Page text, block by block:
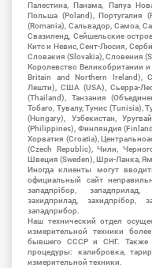
Палестина, Панама, Папуа
Польша (Poland), Португалия
(Romania), Сальвадор, Самоа,
Свазиленд, Сейшельские
Китс и Невис, Сент-Люсия,
Словакия (Slovakia), Словения
Королевство Великобритании
Britain and Northern Ireland),
Лешти), США (USA), Сьерра-
(Thailand), Танзания
Тобаго, Тувалу, Тунис (Tunisia),
(Hungary), Узбекистан,
(Philippines), Финляндия
Хорватия (Croatia),
(Czech Republic), Чили,
Швеция (Sweden), Шри-Ланка,
Иногда клиенты могут
официальный сайт
западпрібор, западприлад,
захидприлад, захидпрібор,
западприбор.
Наш технический отдел
измерительной техники
бывшего СССР и СНГ. Также
процедуры: калибровка,
измерительной техники.